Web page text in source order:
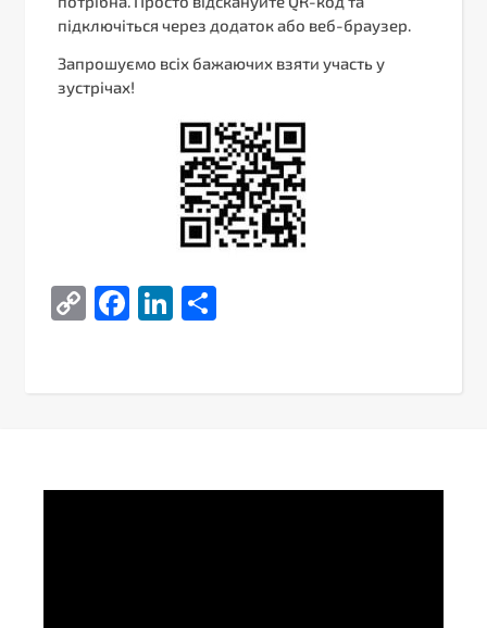
підключіться через додаток або веб-браузер.
Запрошуємо всіх бажаючих взяти участь у
зустрічах!
CopyFacebook
LinkedIn